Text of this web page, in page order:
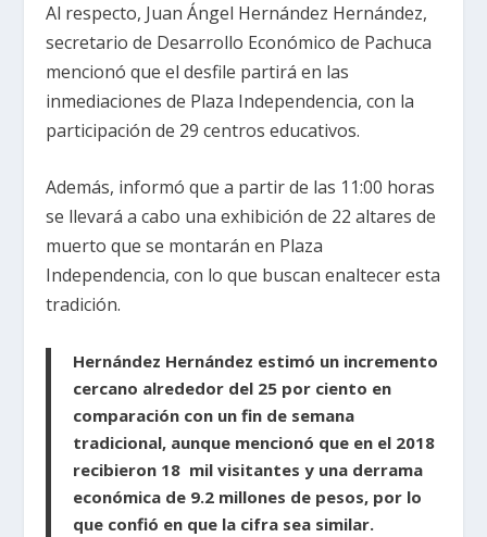
Al respecto, Juan Ángel Hernández Hernández,
secretario de Desarrollo Económico de Pachuca
mencionó que el desfile partirá en las
inmediaciones de Plaza Independencia, con la
participación de 29 centros educativos.
Además, informó que a partir de las 11:00 horas
se llevará a cabo una exhibición de 22 altares de
muerto que se montarán en Plaza
Independencia, con lo que buscan enaltecer esta
tradición.
Hernández Hernández estimó un incremento
cercano alrededor del 25 por ciento en
comparación con un fin de semana
tradicional, aunque mencionó que en el 2018
recibieron 18 mil visitantes y una derrama
económica de 9.2 millones de pesos, por lo
que confió en que la cifra sea similar.